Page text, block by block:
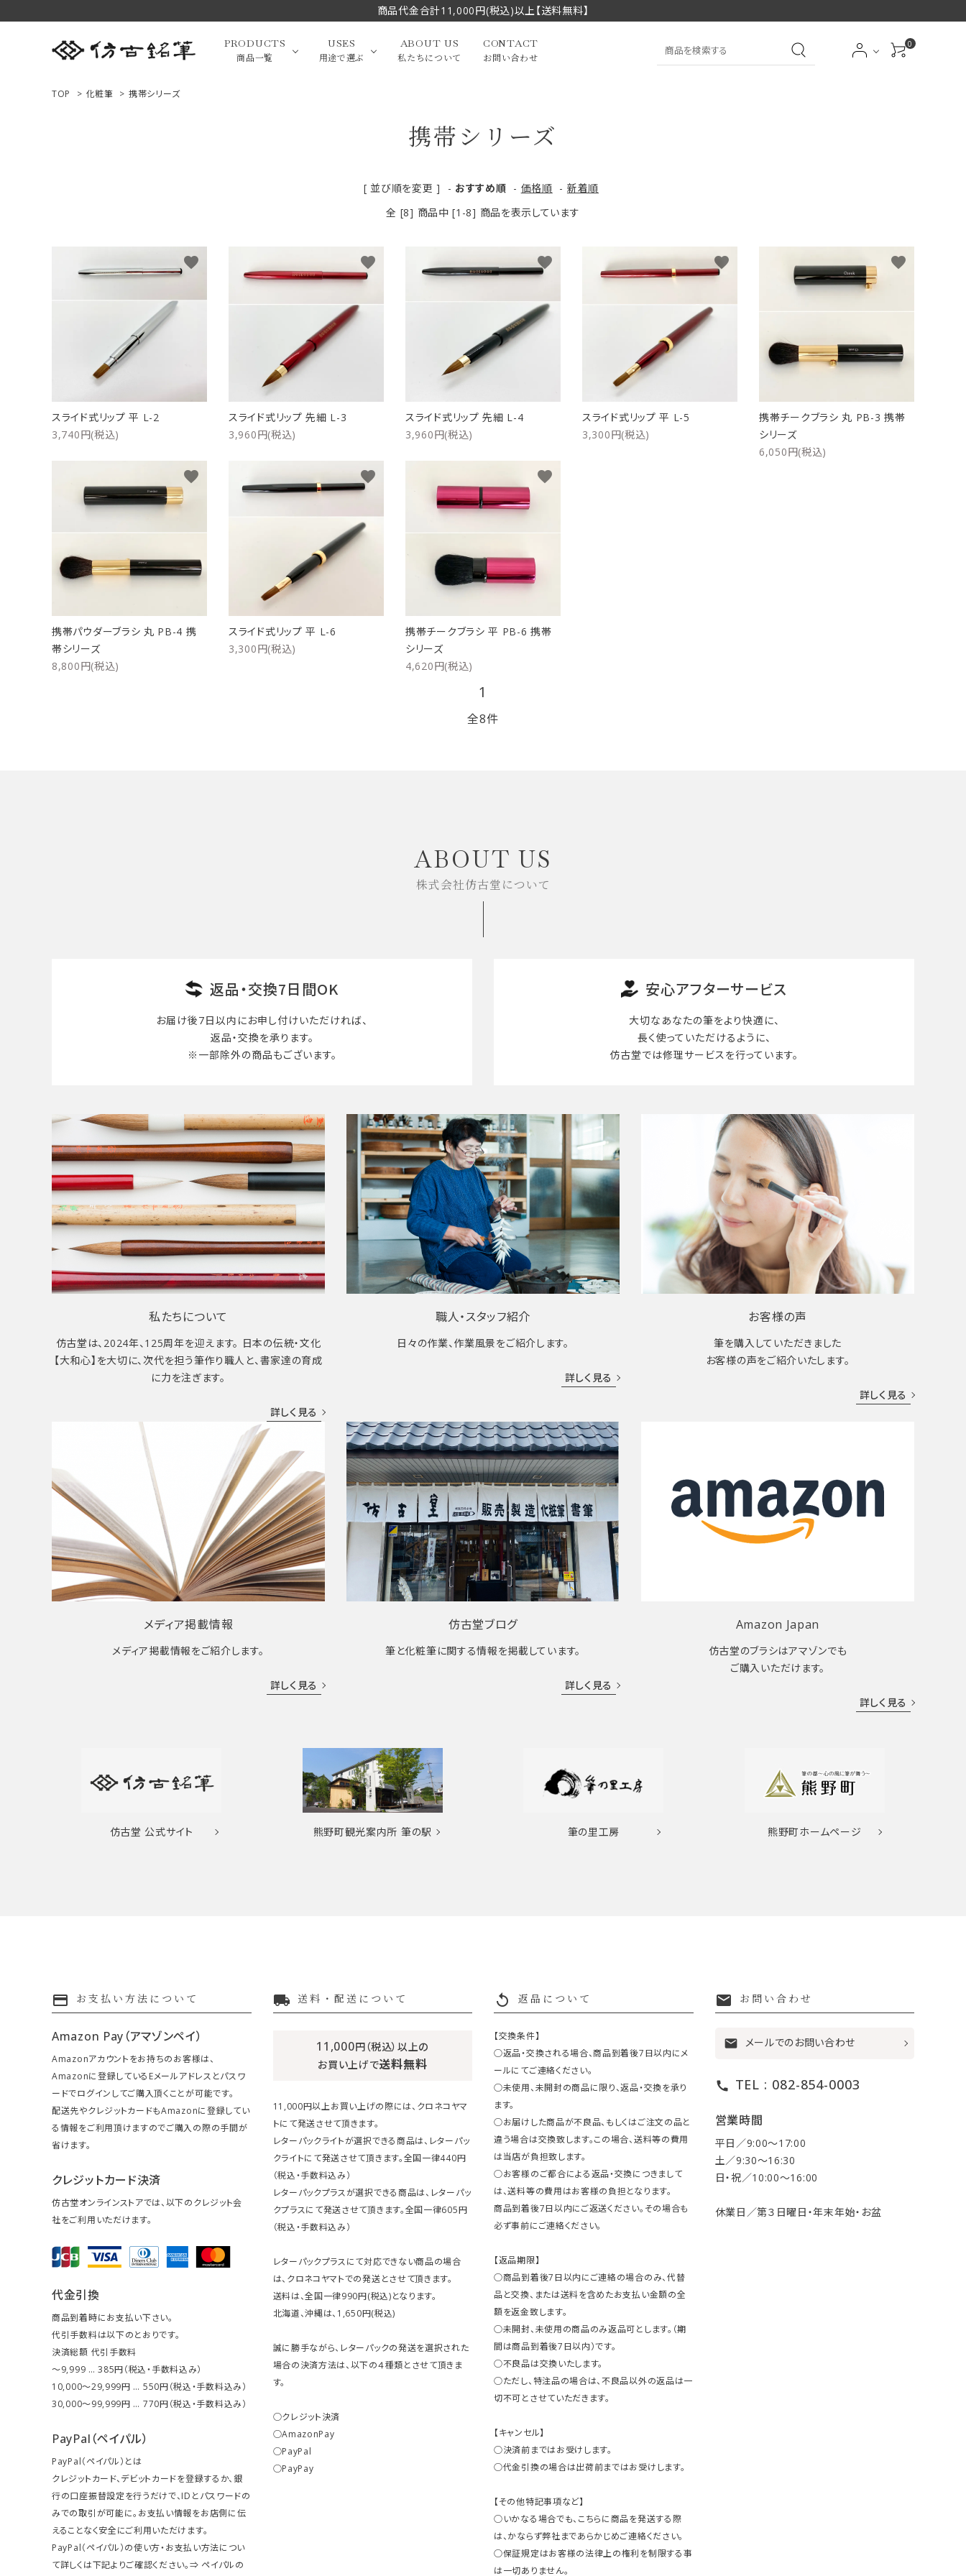
商品代金合計11,000円(税込)以上【送料無料】
PRODUCTS
商品一覧
大中筆（半切・条幅以
小筆
限定品・セット品
贈り物
洗浄剤 オプション・その他
USES
用途で選ぶ
写経・御朱印 画筆・絵てがみ
贈り物（限定セット） 洗浄剤・その他
フェイスブラシ チークブラシ アイシャドーブラシ アイブローブラシ
贈り物（限定セット） ケース 洗浄剤・その他
ABOUT US
私たちについて
CONTACT
お問い合わせ
0
特定商取引法について
TOP > 化粧筆 > 携帯シリーズ
携帯シリーズ
[ 並び順を変更 ] - おすすめ順 - 価格順 - 新着順
全 [8] 商品中 [1-8] 商品を表示しています
スライド式リップ 平 L-2
3,740円(税込)
favorite
スライド式リップ 先細 L-3
3,960円(税込)
favorite
スライド式リップ 先細 L-4
3,960円(税込)
favorite
スライド式リップ 平 L-5
3,300円(税込)
favorite
携帯チークブラシ 丸 PB-3 携帯
シリーズ
6,050円(税込)
favorite
携帯パウダーブラシ 丸 PB-4 携
帯シリーズ
8,800円(税込)
favorite
スライド式リップ 平 L-6
3,300円(税込)
favorite
携帯チークブラシ 平 PB-6 携帯
シリーズ
4,620円(税込)
favorite
1
全8件
ABOUT US
株式会社仿古堂について
返品・交換7日間OK
お届け後7日以内にお申し付けいただければ、
返品・交換を承ります。
※一部除外の商品もございます。
安心アフターサービス
大切なあなたの筆をより快適に、
長く使って いただけるように、
仿古堂では修理サービスを行っています。
私たちについて
仿古堂は、2024年、125周年を迎えます。 日本の伝統・文化
【大和心】を大切に、次代を担う筆作り職人と、書家達の育成
に力を注ぎます。
詳しく見る
職人・スタッフ紹介
日々の作業、作業風景をご紹介します。
詳しく見る
お客様の声
筆を購入していただきました
お客様の声をご紹介いたします。
詳しく見る
メディア掲載情報
メディア掲載情報をご紹介します。
詳しく見る
仿古堂ブログ
筆と化粧筆に関する情報を掲載しています。
詳しく見る
Amazon Japan
仿古堂のブラシはアマゾンでも
ご購入いただけます。
詳しく見る
仿古堂 公式サイト 熊野町観光案内所 筆の駅 筆の里工房 熊野町ホームページ
payment お支払い方法について
Amazon Pay（アマゾンペイ）
Amazonアカウントをお持ちのお客様は、
Amazonに登録しているEメールアドレスとパスワ
ードでログインしてご購入頂くことが可能です。
配送先やクレジットカードもAmazonに登録してい
る情報をご利用頂けますのでご購入の際の手間が
省けます。
クレジットカード決済
仿古堂オンラインストアでは、以下のクレジット会
社をご利用いただけます。
代金引換
商品到着時にお支払い下さい。
代引手数料は以下のとおりです。
決済総額 代引手数料
～9,999 … 385円（税込・手数料込み）
10,000～29,999円 … 550円（税込・手数料込み）
30,000～99,999円 … 770円（税込・手数料込み）
PayPal（ペイパル）
PayPal（ペイパル）とは
クレジットカード、デビットカードを登録するか、銀
行の口座振替設定を行うだけで、IDとパスワードの
みでの取引が可能に。お支払い情報をお店側に伝
えることなく安全にご利用いただけます。
PayPal（ペイパル）の使い方・お支払い方法につい
て詳しくは下記よりご確認ください。⇒ ペイパルの
local_shipping 送料・配送について
11,000円（税込）以上の
お買い上げで送料無料
11,000円以上お買い上げの際には、クロネコヤマ
トにて発送させて頂きます。
レターパックライトが選択できる商品は、レターパッ
クライトにて発送させて頂きます。全国一律440円
（税込・手数料込み）
レターパックプラスが選択できる商品は、レターパッ
クプラスにて発送させて頂きます。全国一律605円
（税込・手数料込み）
レターパックプラスにて対応できない商品の場合
は、クロネコヤマトでの発送とさせて頂きます。
送料は、全国一律990円(税込)となります。
北海道、沖縄は、1,650円(税込)
誠に勝手ながら、レターパックの発送を選択された
場合の決済方法は、以下の４種類とさせて頂きま
す。
○クレジット決済
○AmazonPay
○PayPal
○PayPay
replay 返品について
【交換条件】
○返品・交換される場合、商品到着後7日以内にメ
ールにてご連絡ください。
○未使用、未開封の商品に限り、返品・交換を承り
ます。
○お届けした商品が不良品、もしくはご注文の品と
違う場合は交換致します。この場合、送料等の費用
は当店が負担致します。
○お客様のご都合による返品・交換につきまして
は、送料等の費用はお客様の負担となります。
商品到着後7日以内にご返送ください。その場合も
必ず事前にご連絡ください。
【返品期限】
○商品到着後7日以内にご連絡の場合のみ、代替
品と交換、または送料を含めたお支払い金額の全
額を返金致します。
○未開封、未使用の商品のみ返品可とします。（期
間は商品到着後7日以内）です。
○不良品は交換いたします。
○ただし、特注品の場合は、不良品以外の返品は一
切不可とさせていただきます。
【キャンセル】
○決済前まではお受けします。
○代金引換の場合は出荷前まではお受けします。
【その他特記事項など】
○いかなる場合でも、こちらに商品を発送する際
は、かならず弊社まであらかじめご連絡ください。
○保証規定はお客様の法律上の権利を制限する事
は一切ありません。
mail お問い合わせ
mail メールでのお問い合わせ
call TEL : 082-854-0003
営業時間
平日／9:00〜17:00
土／9:30〜16:30
日・祝／10:00〜16:00
休業日／第３日曜日・年末年始・お盆